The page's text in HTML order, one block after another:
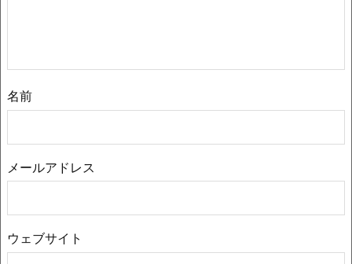
名前
メールアドレス
ウェブサイト